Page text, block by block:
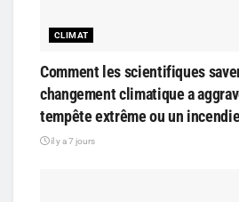
CLIMAT
Comment les scientifiques
changement climatique a
tempête extrême ou un
il y a 7 jours